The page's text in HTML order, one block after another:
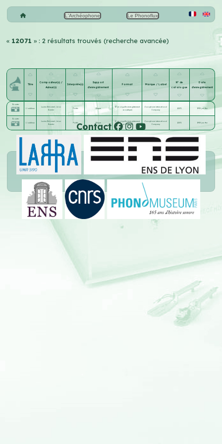
L'Archéophone Le Phonoflux
« 12071» : 2 résultats trouvés (recherche avancée)
Titre
Compositeur(s) /
Auteur(s)
Interprète(s)
Support
d'enregistrement
Format Marque / Label
N° de
catalogue
Date
d'enregistrement
Écouter
L'oublieux
Lucien Delormel;
Léon
Garnier
Pontis Disque
17 cm aiguille (enregistrement
acoustique)
Zonophone international
Company
12071 1903-jan.-fev
Écouter
L'oublieux
Lucien Delormel;
Léon
Garnier
Pontis Disque
17 cm aiguille (enregistrement
acoustique)
Zonophone international
Company
12071 1903-jan.-fev
Contact